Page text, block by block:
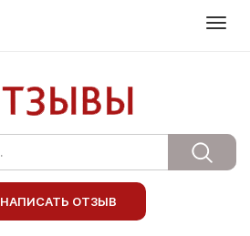
НАПИСАТЬ ОТЗЫВ